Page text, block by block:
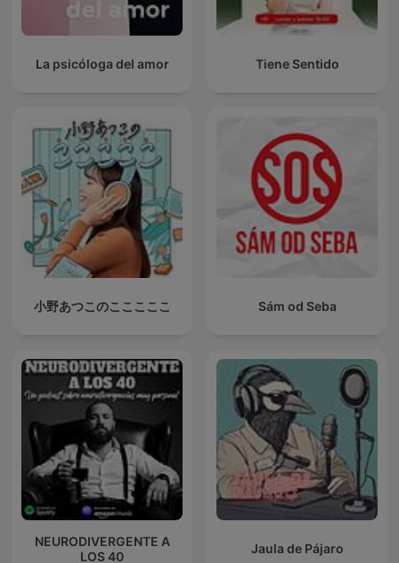
La psicóloga del amor Tiene Sentido
小野あつこのこここここ Sám od Seba
NEURODIVERGENTE A
LOS 40
Jaula de Pájaro